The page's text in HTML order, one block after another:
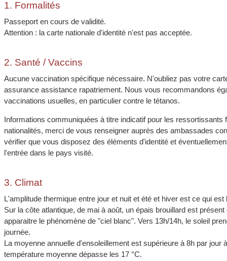
1. Formalités
Passeport en cours de validité.
Attention : la carte nationale d'identité n'est pas acceptée.
2. Santé / Vaccins
Aucune vaccination spécifique nécessaire. N'oubliez pas votre
assurance assistance rapatriement. Nous vous recommandons
vaccinations usuelles, en particulier contre le tétanos.
Informations communiquées à titre indicatif pour les ressortissants
nationalités, merci de vous renseigner auprès des ambassades
vérifier que vous disposez des éléments d'identité et
l'entrée dans le pays visité.
3. Climat
L'amplitude thermique entre jour et nuit et été et hiver est ce qui
Sur la côte atlantique, de mai à août, un épais brouillard est
apparaitre le phénomène de "ciel blanc". Vers 13h/14h, le soleil
journée.
La moyenne annuelle d'ensoleillement est supérieure à 8h par jour
température moyenne dépasse les 17 °C.